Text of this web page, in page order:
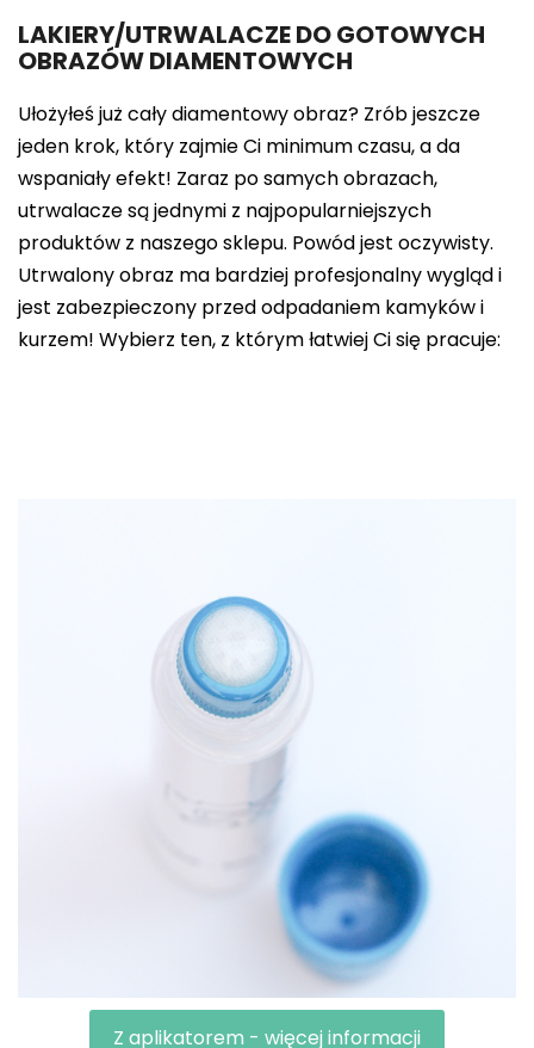
LAKIERY/UTRWALACZE DO GOTOWYCH
OBRAZÓW DIAMENTOWYCH
Ułożyłeś już cały diamentowy obraz? Zrób jeszcze
jeden krok, który zajmie Ci minimum czasu, a da
wspaniały efekt! Zaraz po samych obrazach,
utrwalacze są jednymi z najpopularniejszych
produktów z naszego sklepu. Powód jest oczywisty.
Utrwalony obraz ma bardziej profesjonalny wygląd i
jest zabezpieczony przed odpadaniem kamyków i
kurzem! Wybierz ten, z którym łatwiej Ci się pracuje:
Z aplikatorem - więcej informacji